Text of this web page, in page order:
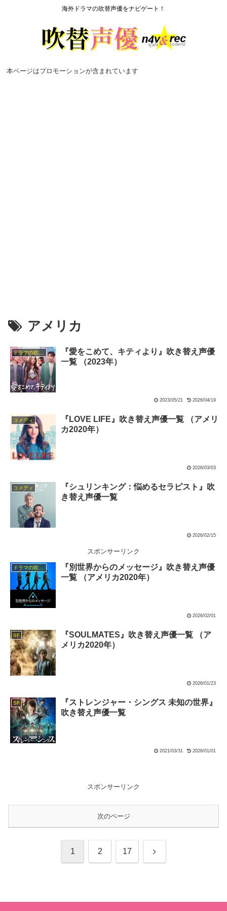
海外ドラマの吹替声優をナビゲート！
本ページはプロモーションが含まれています
アメリカ
『愛をこめて、キティより』吹き替え声優
一覧 （2023年）
2023/05/21 2026/04/19
コメディ
『LOVE LIFE』吹き替え声優一覧 （アメリ
カ2020年）
2026/03/03
コメディ
『シュリンキング：悩めるセラピスト』吹
き替え声優一覧
2026/02/15
スポンサーリンク
『別世界からのメッセージ』吹き替え声優
一覧 （アメリカ2020年）
2026/02/01
SF
『SOULMATES』吹き替え声優一覧 （ア
メリカ2020年）
2026/01/23
SF
『ストレンジャー・シングス 未知の世界』
吹き替え声優一覧
2021/03/31 2026/01/01
スポンサーリンク
次のページ
1 2 17 次